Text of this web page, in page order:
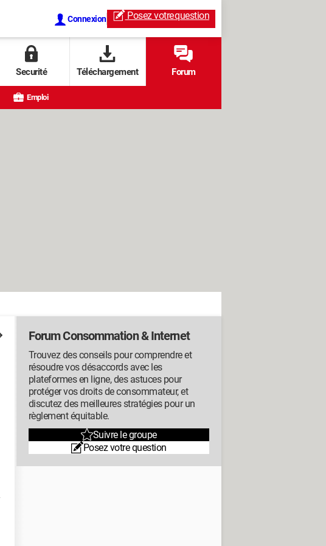
Connexion Posez votrequestion
Securité Téléchargement Forum
Emploi
Forum Consommation & Internet
Trouvez des conseils pour comprendre et
résoudre vos désaccords avec les
plateformes en ligne, des astuces pour
protéger vos droits de consommateur, et
discutez des meilleures stratégies pour un
règlement équitable.
Suivre le groupe
Posez votre question